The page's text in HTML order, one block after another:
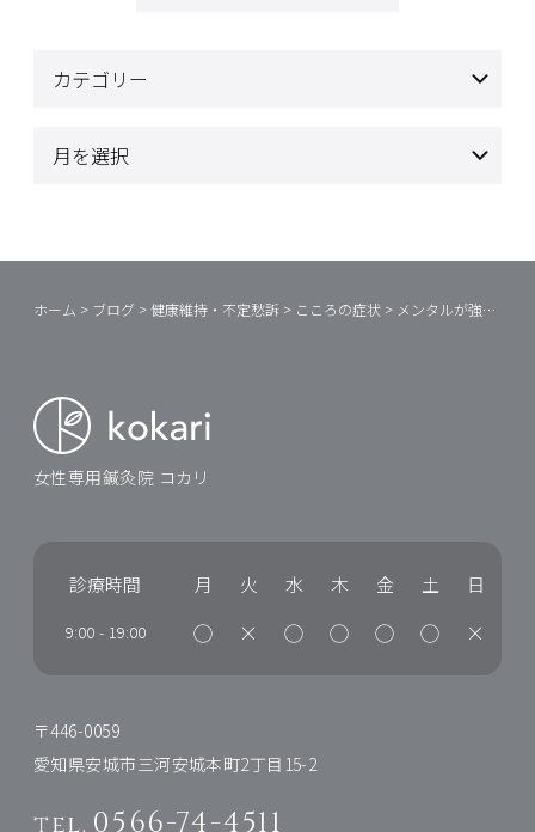
ホーム > ブログ >健康維持・不定愁訴 > こころの症状 > メンタルが強いって？！
女性専用鍼灸院 コカリ
診療時間 月 火 水 木 金 土 日
9:00 - 19:00 ◯ × ◯ ◯ ◯ ◯ ×
〒446-0059
愛知県安城市三河安城本町2丁目15-2
tel. 0566-74-4511